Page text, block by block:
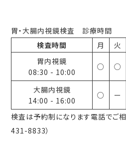
胃・大腸内視鏡検査 診療時間
検査時間
月 火
胃内視鏡
08:30 - 10:00
○ ○
大腸内視鏡
14:00 - 16:00
○ ー
検査は予約制になります電話でご相
431-8833）